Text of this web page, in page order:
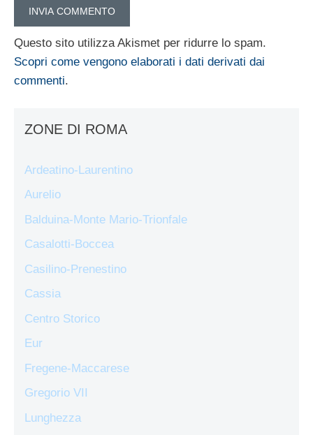
Questo sito utilizza Akismet per ridurre lo spam.
Scopri come vengono elaborati i dati derivati dai
commenti.
ZONE DI ROMA
Ardeatino-Laurentino
Aurelio
Balduina-Monte Mario-Trionfale
Casalotti-Boccea
Casilino-Prenestino
Cassia
Centro Storico
Eur
Fregene-Maccarese
Gregorio VII
Lunghezza